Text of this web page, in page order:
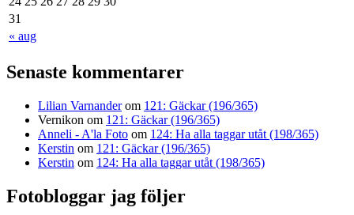
« aug
31
Senaste kommentarer
Lilian Varnanderom 121: Gäckar (196/365)
Vernikon om 121: Gäckar (196/365)
Anneli - A'la Foto om 124: Ha alla taggar utåt (198/365)
Kerstin om 121: Gäckar (196/365)
Kerstin om 124: Ha alla taggar utåt (198/365)
Fotobloggar jag följer